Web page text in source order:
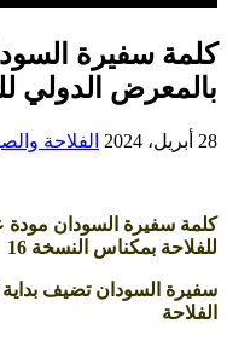
سفيرة السودان
الدولي
الفلاحة والصيد
السودان مودة عمر
بمكناس النسخة 16
تضيف بداية